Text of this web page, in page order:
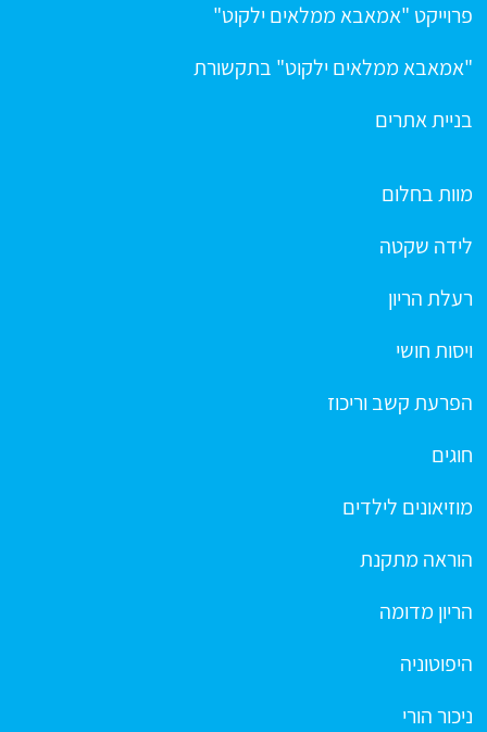
פרוייקט "אמאבא ממלאים ילקוט"
"אמאבא ממלאים ילקוט" בתקשורת
בניית אתרים
מוות בחלום
לידה שקטה
רעלת הריון
ויסות חושי
הפרעת קשב וריכוז
חוגים
מוזיאונים לילדים
הוראה מתקנת
הריון מדומה
היפוטוניה
ניכור הורי